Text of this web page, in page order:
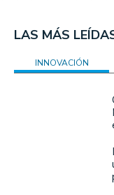
LAS MÁS
INNOVACIÓN